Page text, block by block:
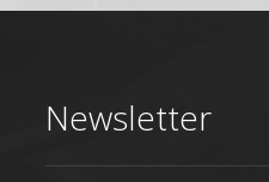
Newsletter